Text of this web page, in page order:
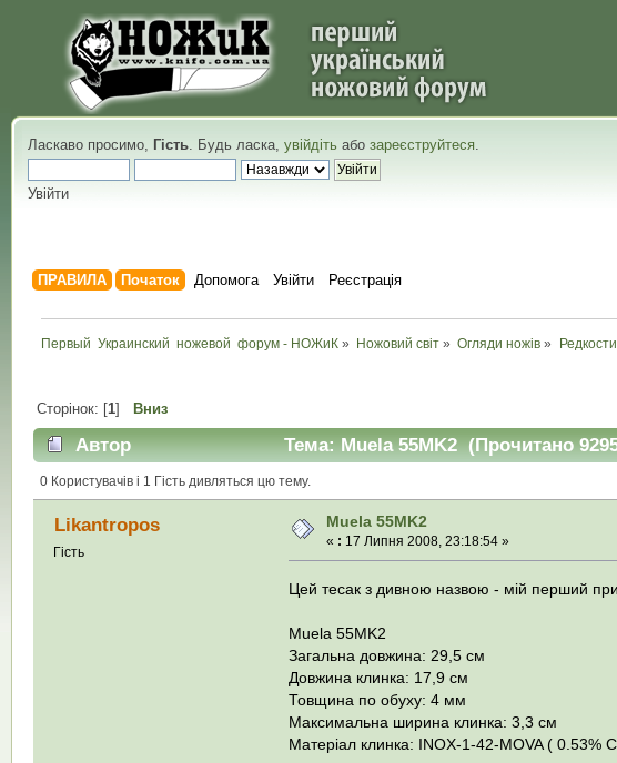
Ласкаво просимо, Гість. Будь ласка, увійдіть або зареєструйтеся.
Увійти
ПРАВИЛА Початок Допомога Увійти Реєстрація
Первый  Украинский  ножевой  форум - НОЖиК » Ножовий світ » Огляди ножів »
Сторінок: [1] Вниз
Автор Тема: Muela 55MK2 (Прочитано
0 Користувачів і 1 Гість дивляться цю тему.
Likantropos
Гість
Muela 55MK2
« : 17 Липня 2008, 23:18:54 »
Цей тесак з дивною назвою - мій перший
Muela 55MK2
Загальна довжина: 29,5 см
Довжина клинка: 17,9 см
Товщина по обуху: 4 мм
Максимальна ширина клинка: 3,3 см
Матеріал клинка: INOX-1-42-MOVA ( 0.53%